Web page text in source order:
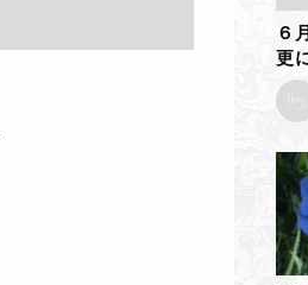
６
更